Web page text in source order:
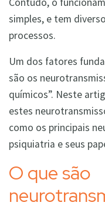
simples, e tem
processos.
Um dos fatores
são os
químicos”. Neste
estes
como os principais
psiquiatria e seus
O que são